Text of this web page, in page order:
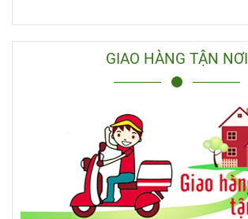
GIAO HÀNG TẬN NƠI